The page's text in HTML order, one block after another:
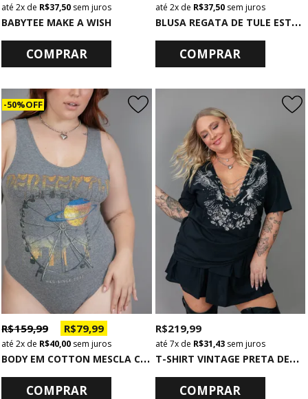
BABYTEE MAKE A WISH
2x de R$ 37,50 sem juros
COMPRAR
B
LUSA REGATA DE TULE ESTAMPADA THE WORLD
2xde R$ 37,50sem juros
COMPRAR
50% OFF
B
ODY EM COTTON MESCLA COM ESTAMPA PERFECTLY
R$ 159,99 R$ 79,99
2x de R$ 40,00 sem juros
COMPRAR
T
-SHIRT VINTAGE PRETA DECOTE V COM CORRENTES EAGLE
R$ 219,99
7xde R$ 31,43sem juros
COMPRAR